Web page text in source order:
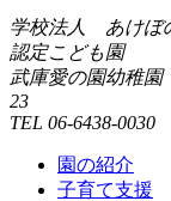
学校法人 あけぼ
認定こども園
武庫愛の園幼稚園
23
TEL 06-6438-0030
園の紹介
子育て支援